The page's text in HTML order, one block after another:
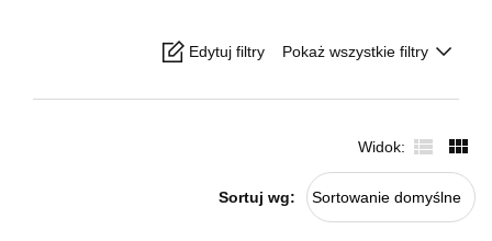
Edytuj filtry Pokaż wszystkie filtry
Widok
Sortuj wg: Sortowanie domyślne